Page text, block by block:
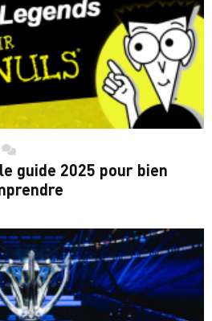
commentaires
guide 2025 pour bien